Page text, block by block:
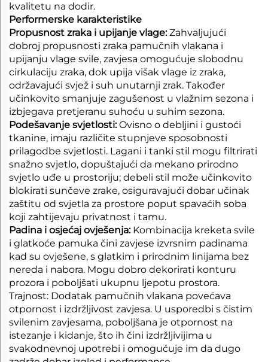
kvalitetu na dodir.
Performerske karakteristike
Propusnost zraka i upijanje vlage:Zahvaljujući
dobroj propusnosti zraka pamučnih vlakana i
upijanju vlage svile, zavjesa omogućuje slobodnu
cirkulaciju zraka, dok upija višak vlage iz zraka,
održavajući svjež i suh unutarnji zrak. Također
učinkovito smanjuje zagušenost u vlažnim sezona i
izbjegava pretjeranu suhoću u suhim sezona.
Podešavanje svjetlosti:Ovisno o debljini i gustoći
tkanine, imaju različite stupnjeve sposobnosti
prilagodbe svjetlosti. Lagani i tanki stil mogu filtrirati
snažno svjetlo, dopuštajući da mekano prirodno
svjetlo uđe u prostoriju; debeli stil može učinkovito
blokirati sunčeve zrake, osiguravajući dobar učinak
zaštitu od svjetla za prostore poput spavaćih soba
koji zahtijevaju privatnost i tamu.
Padina i osjećaj ovješenja: Kombinacija kreketa svile
i glatkoće pamuka čini zavjese izvrsnim padinama
kad su ovješene, s glatkim i prirodnim linijama bez
nereda i nabora. Mogu dobro dekorirati konturu
prozora i poboljšati ukupnu ljepotu prostora.
Trajnost: Dodatak pamučnih vlakana povećava
otpornost i izdržljivost zavjesa. U usporedbi s čistim
svilenim zavjesama, poboljšana je otpornost na
istezanje i kidanje, što ih čini izdržljivijima u
svakodnevnoj upotrebi i omogućuje im da dugo